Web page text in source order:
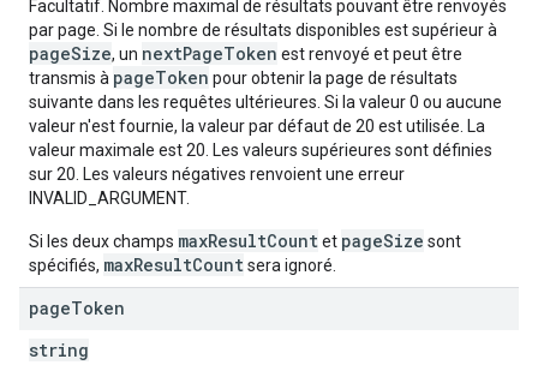
Facultatif. Nombre maximal de résultats pouvant être renvoyés
par page. Si le nombre de résultats disponibles est supérieur à
pageSize, un nextPageToken est renvoyé et peut être
transmis à pageToken pour obtenir la page de résultats
suivante dans les requêtes ultérieures. Si la valeur 0 ou aucune
valeur n'est fournie, la valeur par défaut de 20 est utilisée. La
valeur maximale est 20. Les valeurs supérieures sont définies
sur 20. Les valeurs négatives renvoient une erreur
INVALID_ARGUMENT.
Si les deux champs maxResultCountet pageSize sont
spécifiés, maxResultCountsera ignoré.
pageToken
string